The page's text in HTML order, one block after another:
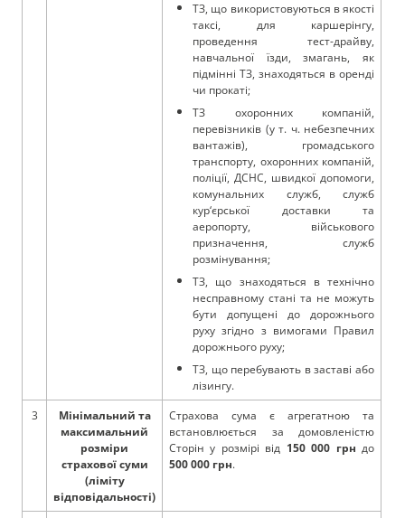
ТЗ, що використовуються в якості
таксі, для каршерінгу,
проведення тест-драйву,
навчальної їзди, змагань, як
підмінні ТЗ, знаходяться в оренді
чи прокаті;
ТЗ охоронних компаній,
перевізників (у т. ч. небезпечних
вантажів), громадського
транспорту, охоронних компаній,
поліції, ДСНС, швидкої допомоги,
комунальних служб, служб
кур‘єрської доставки та
аеропорту, військового
призначення, служб
розмінування;
ТЗ, що знаходяться в технічно
несправному стані та не можуть
бути допущені до дорожнього
руху згідно з вимогами Правил
дорожнього руху;
ТЗ, що перебувають в заставі або
лізингу.
3
Мінімальний та
максимальний
розміри
страхової суми
(ліміту
відповідальності)
Страхова сума є агрегатною та
встановлюється за домовленістю
Сторін у розмірі від 150 000 грн до
500 000 грн.